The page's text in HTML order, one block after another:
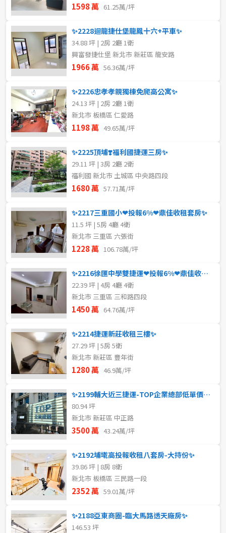
1598 萬 61.25萬/坪
✨2228迴龍捷仕堡龍鳳十六+平車✨
34.88 坪 | 2房 2廳 1衛
興富發捷仕堡 新北市 新莊區 龍安路
1966 萬 56.36萬/坪
✨2226忠孝孝親獨棟免爬高公寓✨
24.13 坪 | 2房 2廳 1衛
新北市 板橋區 仁愛路
1198 萬 49.65萬/坪
✨2225頂埔❣️福利國捷運三房✨
29.11 坪 | 3房 2廳 2衛
福利國 新北市 土城區 中央路四段
1680 萬 57.71萬/坪
✨2217三重國小❤投報6%❤鼎佳收租套房✨
11.5 坪 | 5房 4廳 4衛
新北市 三重區 六張街
1228 萬 106.78萬/坪
✨2216徐匯中學雙捷運❤投報6%❤鼎佳收租套房✨
22.39 坪 | 4房 4廳 4衛
新北市 三重區 三和路四段
1450 萬 64.76萬/坪
✨2214捷運新莊收租三樓✨
27.29 坪 | 5房 5衛
新北市 新莊區 豐年街
1280 萬 46.9萬/坪
✨2199輔大近三捷運-TOP企業總部低單價廠辦✨
80.94 坪
新北市 新莊區 中正路
3500 萬 43.24萬/坪
✨2192埔墘高投報收租八套房-大持份✨
39.86 坪 | 8房 8衛
新北市 板橋區 三民路一段
2352 萬 59.01萬/坪
✨2188亞東商圈-臨大馬路透天廠房✨
146.53 坪